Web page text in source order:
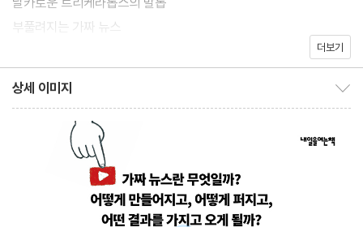
부풀려지는 가짜 뉴스
진미 빵집 아르바이트생 언니
문 닫은 진미 빵집
이것으로 뉴스를 마치겠습니다
더보기
상세 이미지